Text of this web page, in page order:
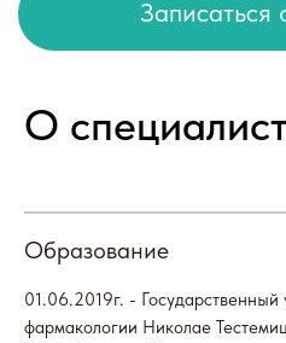
Образование
01.06.2019г. -
фармакологии Николае
Отзывы